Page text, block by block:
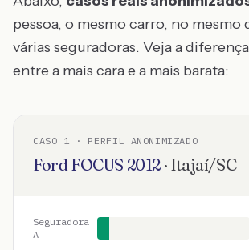
pessoa, o mesmo carro, no mesmo
várias seguradoras. Veja a
entre a mais cara e a mais barata:
CASO 1 · PERFIL ANONIMIZADO
Ford FOCUS 2012 · Itajaí/SC
Seguradora
A